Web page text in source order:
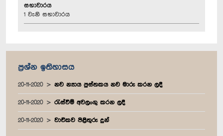
සභාවාරය
1 වැනි සභාවාරය
ප්‍රශ්න ඉතිහාසය
20-11-2020 නව න්‍යාය පුස්තකය නව මාරු කරන ලදී
20-11-2020 රැස්වීම් අවලංගු කරන ලදී
20-11-2020 වාචිකව පිළිතුරු දුන්